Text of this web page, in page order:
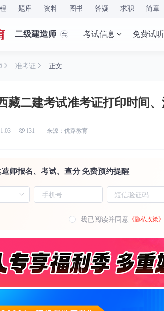
题库 资料 图书 答疑 求职 简章
二级建造师 考试信息 免费试听
准考证 正文
藏二建考试准考证打印时间
131 来源：优路教育
师报名、考试、查分 免费预约提醒
我已阅读并同意 《隐私政策》